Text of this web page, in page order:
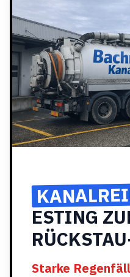
ESTING
Starke